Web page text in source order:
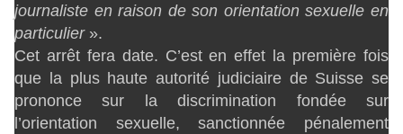
journaliste en raison de son orientation sexuelle en
particulier».
Cet arrêt fera date. C’est en effet la première fois
que la plus haute autorité judiciaire de Suisse se
prononce sur la discrimination fondée sur
l’orientation sexuelle, sanctionnée pénalement